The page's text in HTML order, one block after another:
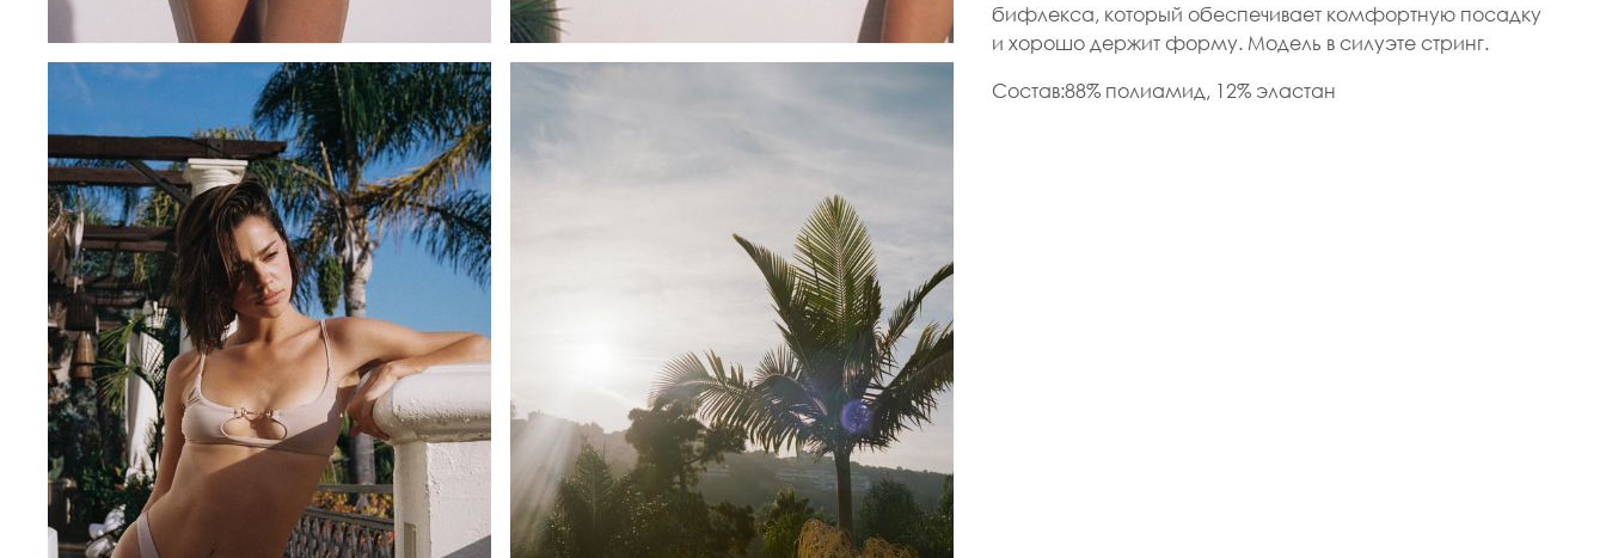
бифлекса, который обеспечивает комфортную посадку
и хорошо держит форму. Модель в силуэте стринг.
Состав:88% полиамид, 12% эластан